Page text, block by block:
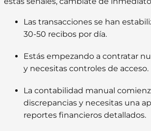
Las transacciones se han
30-50 recibos por día.
Estás empezando a contratar
y necesitas controles de acceso.
La contabilidad manual
discrepancias y necesitas una
reportes financieros detallados.